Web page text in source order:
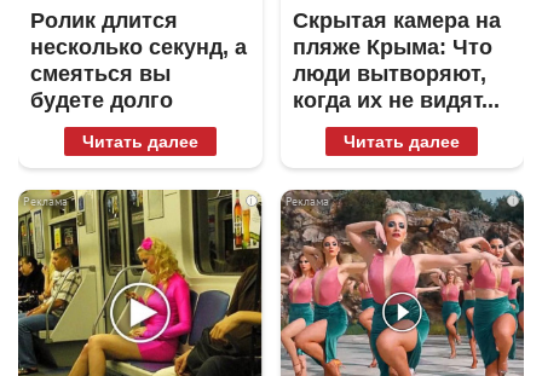
Ролик длится
несколько секунд, а
смеяться вы
будете долго
Читать далее
Скрытая камера на
пляже Крыма: Что
люди вытворяют,
когда их не видят...
Читать далее
i i